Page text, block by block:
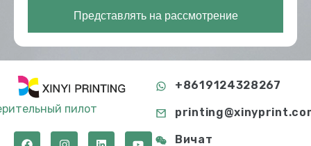
Представлять на рассмотрение
пилот
+8619124328267
Вичат